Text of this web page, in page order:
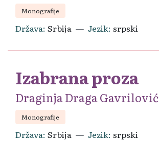
Monografije
Država Srbija Jezik srpski
Izabrana proza
Draginja Draga Gavrilović
Monografije
Država Srbija Jezik srpski